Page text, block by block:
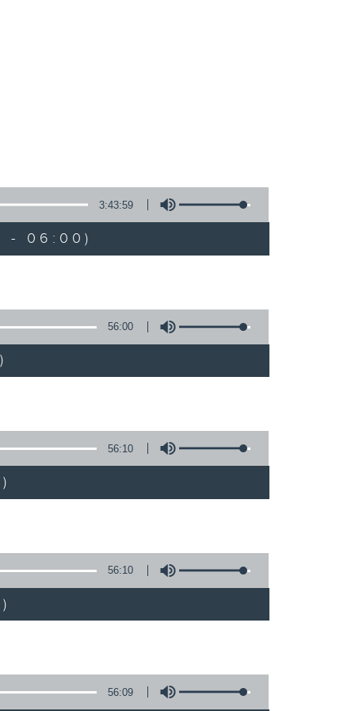
3:43:59
- 06:00)
56:00
56:10
56:10
56:09